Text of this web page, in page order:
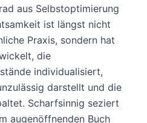
aus Selbstoptimierung
ist längst nicht
Praxis, sondern hat
die
individualisiert,
darstellt und die
Scharfsinnig seziert
augenöffnenden Buch